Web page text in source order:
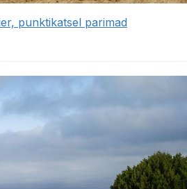
punktikatsel parimad